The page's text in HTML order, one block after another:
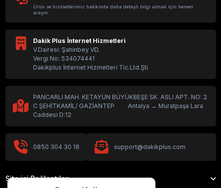
Ürün ve hizmetlerimiz hakkında daha detaylı bilgi almak için hemen
arayın.
Dakik Plus İnternet Hizmetleri
V.Dairesi: Şahinbey VD.
Vergi No: 534074441
Dakikplus İnternet Hizmetleri Tic.Ltd.Şti
PANCARLI MAH. KETAYÜN BÜYÜKBEŞE SK. ASLI APT. NO: 2
C ŞEHİTKAMİL/ GAZİANTEP Antalya → Muratpaşa Lara
Caddesi D:12
0850 304 30 18 support@dakikplus.com
Site içi Bağlantılar